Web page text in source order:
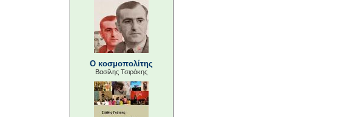
Ο κοσμοπολίτης
Βασίλης Τσιράκης